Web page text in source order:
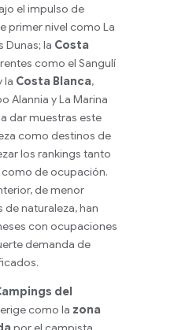
el impulso de
primer nivel como La
Dunas; la Costa
como el Sangulí
la Costa Blanca,
Alannia y La Marina
dar muestras este
como destinos de
los rankings tanto
de ocupación.
de menor
naturaleza, han
con ocupaciones
demanda de
del
como la zona